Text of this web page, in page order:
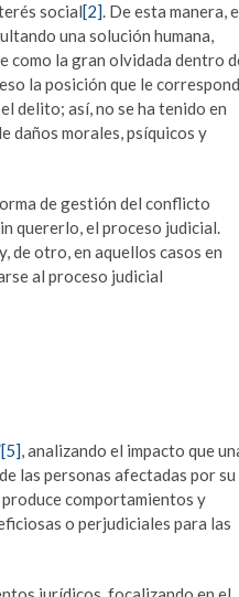
social[2]. De esta manera,
una solución humana,
como la gran olvidada dentro
la posición que le
delito; así, no se ha tenido en
daños morales, psíquicos y
de gestión del conflicto
quererlo, el proceso judicial.
de otro, en aquellos casos en
al proceso judicial
[5], analizando el impacto que
las personas afectadas por su
comportamientos y
o perjudiciales para las